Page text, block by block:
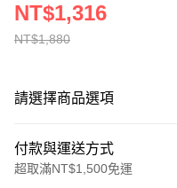
NT$1,880
NT$1,316
請選擇商品選項
付款與運送方式
超取滿NT$1,500免運